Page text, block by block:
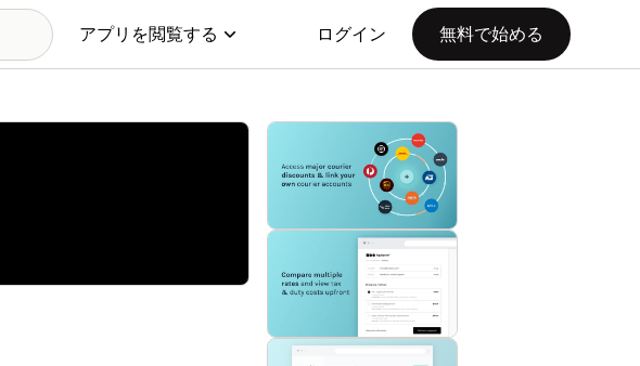
アプリを閲覧する ログイン 無料で始める